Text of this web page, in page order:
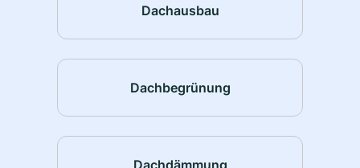
Dachausbau
Dachbegrünung
Dachdämmung